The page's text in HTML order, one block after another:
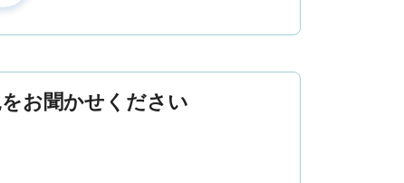
お聞かせください